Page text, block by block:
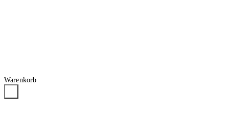
Warenkorb